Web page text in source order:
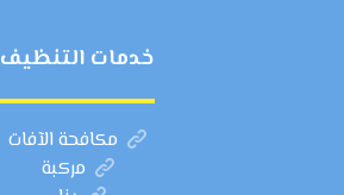
خدمات التنظيف
مكافحة الآفات
مركبة